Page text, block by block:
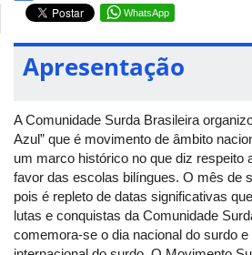
WhatsApp
Apresentação
A Comunidade Surda Brasileira
Azul” que é movimento de âmbito
um marco histórico no que diz respeito
favor das escolas bilíngues. O mês de
pois é repleto de datas significativas
lutas e conquistas da Comunidade
comemora-se o dia nacional do surdo e